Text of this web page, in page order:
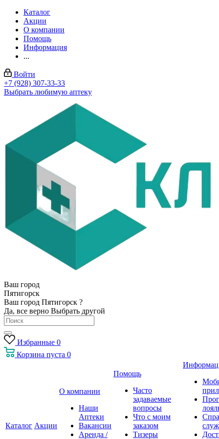
Каталог
Акции
О компании
Помощь
Информация
...
Войти
+7 (928) 307-33-33
Выбрать любимую аптеку
Ваш город
Пятигорск
Ваш город Пятигорск ?
Да, все верно Выбрать другой
Избранные 0
Корзина пуста 0
Каталог Акции
О компании
Наши
Аптеки
Вакансии
Аренда /
Помощь
Часто
задаваемые
вопросы
Что с моим
заказом
Тизеры